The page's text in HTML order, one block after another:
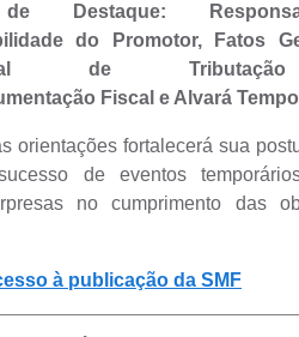
Destaque:
do Promotor,
Fatos
de
Fiscal e Alvará
orientações fortalecerá sua
de eventos
no cumprimento das
à publicação da SMF